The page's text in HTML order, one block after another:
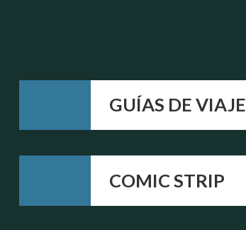
GUÍAS DE VIAJE
COMIC STRIP